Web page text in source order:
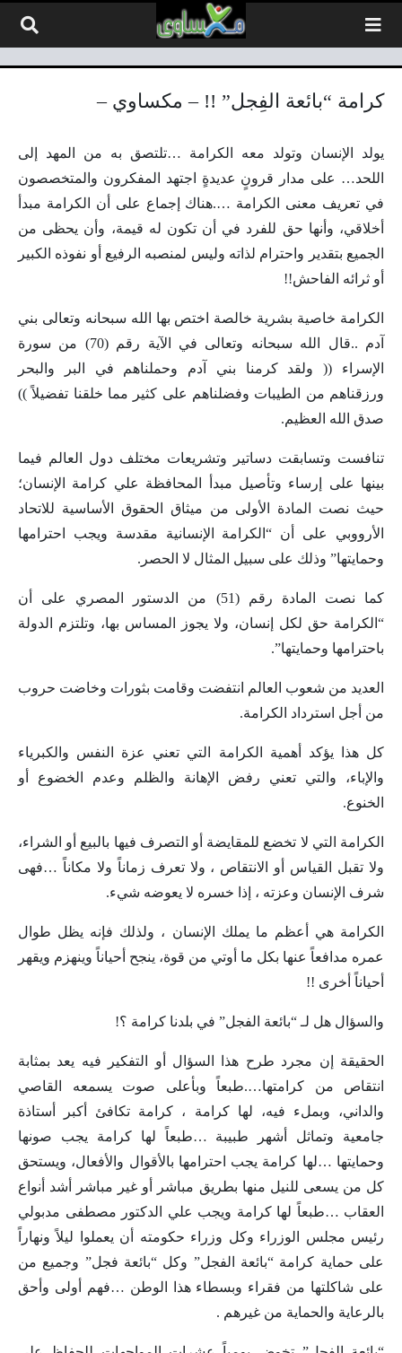
كرامة “بائعة الفِجل” !! – مكساوي –
يولد الإنسان وتولد معه الكرامة …تلتصق به من المهد إلى
اللحد… على مدار قرونٍ عديدةٍ اجتهد المفكرون والمتخصصون
في تعريف معنى الكرامة ….هناك إجماع على أن الكرامة مبدأ
أخلاقي، وأنها حق للفرد في أن تكون له قيمة، وأن يحظى من
الجميع بتقدير واحترام لذاته وليس لمنصبه الرفيع أو نفوذه الكبير
أو ثرائه الفاحش!!
الكرامة خاصية بشرية خالصة اختص بها الله سبحانه وتعالى بني
آدم ..قال الله سبحانه وتعالى في الآية رقم (70) من سورة
الإسراء (( ولقد كرمنا بني آدم وحملناهم في البر والبحر
ورزقناهم من الطيبات وفضلناهم على كثير مما خلقنا تفضيلاً ))
صدق الله العظيم.
تنافست وتسابقت دساتير وتشريعات مختلف دول العالم فيما
بينها على إرساء وتأصيل مبدأ المحافظة علي كرامة الإنسان؛
حيث نصت المادة الأولى من ميثاق الحقوق الأساسية للاتحاد
الأرووبي على أن “الكرامة الإنسانية مقدسة ويجب احترامها
وحمايتها” وذلك على سبيل المثال لا الحصر.
كما نصت المادة رقم (51) من الدستور المصري على أن
“الكرامة حق لكل إنسان، ولا يجوز المساس بها، وتلتزم الدولة
باحترامها وحمايتها”.
العديد من شعوب العالم انتفضت وقامت بثورات وخاضت حروب
من أجل استرداد الكرامة.
كل هذا يؤكد أهمية الكرامة التي تعني عزة النفس والكبرياء
والإباء، والتي تعني رفض الإهانة والظلم وعدم الخضوع أو
الخنوع.
الكرامة التي لا تخضع للمقايضة أو التصرف فيها بالبيع أو الشراء،
ولا تقبل القياس أو الانتقاص ، ولا تعرف زماناً ولا مكاناً …فهى
شرف الإنسان وعزته ، إذا خسره لا يعوضه شيء.
الكرامة هي أعظم ما يملك الإنسان ، ولذلك فإنه يظل طوال
عمره مدافعاً عنها بكل ما أوتي من قوة، ينجح أحياناً وينهزم ويقهر
أحياناً أخرى !!
والسؤال هل لـ “بائعة الفجل” في بلدنا كرامة ؟!
الحقيقة إن مجرد طرح هذا السؤال أو التفكير فيه يعد بمثابة
انتقاص من كرامتها….طبعاً وبأعلى صوت يسمعه القاصي
والداني، وبملء فيه، لها كرامة ، كرامة تكافئ أكبر أستاذة
جامعية وتماثل أشهر طبيبة …طبعاً لها كرامة يجب صونها
وحمايتها …لها كرامة يجب احترامها بالأقوال والأفعال، ويستحق
كل من يسعى للنيل منها بطريق مباشر أو غير مباشر أشد أنواع
العقاب …طبعاً لها كرامة ويجب علي الدكتور مصطفى مدبولي
رئيس مجلس الوزراء وكل وزراء حكومته أن يعملوا ليلاً ونهاراً
على حماية كرامة “بائعة الفجل” وكل “بائعة فجل” وجميع من
على شاكلتها من فقراء وبسطاء هذا الوطن …فهم أولى وأحق
بالرعاية والحماية من غيرهم .